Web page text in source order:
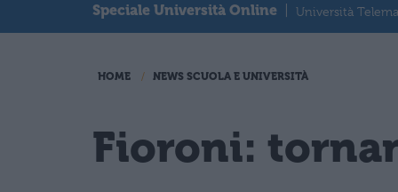
Speciale Università Online
Università
HOME NEWS SCUOLA E UNIVERSITÀ
Fioroni: